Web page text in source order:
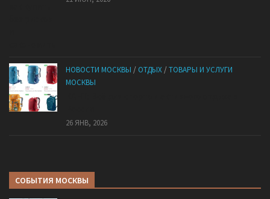
НОВОСТИ МОСКВЫ / ОТДЫХ /ТОВАРЫ И УСЛУГИ
МОСКВЫ
26 ЯНВ, 2026
СОБЫТИЯ МОСКВЫ